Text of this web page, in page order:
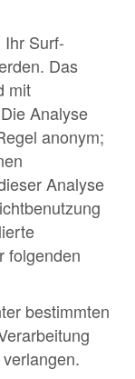
Surf-
Das
mit
Analyse
anonym;
Analyse
folgenden
bestimmten